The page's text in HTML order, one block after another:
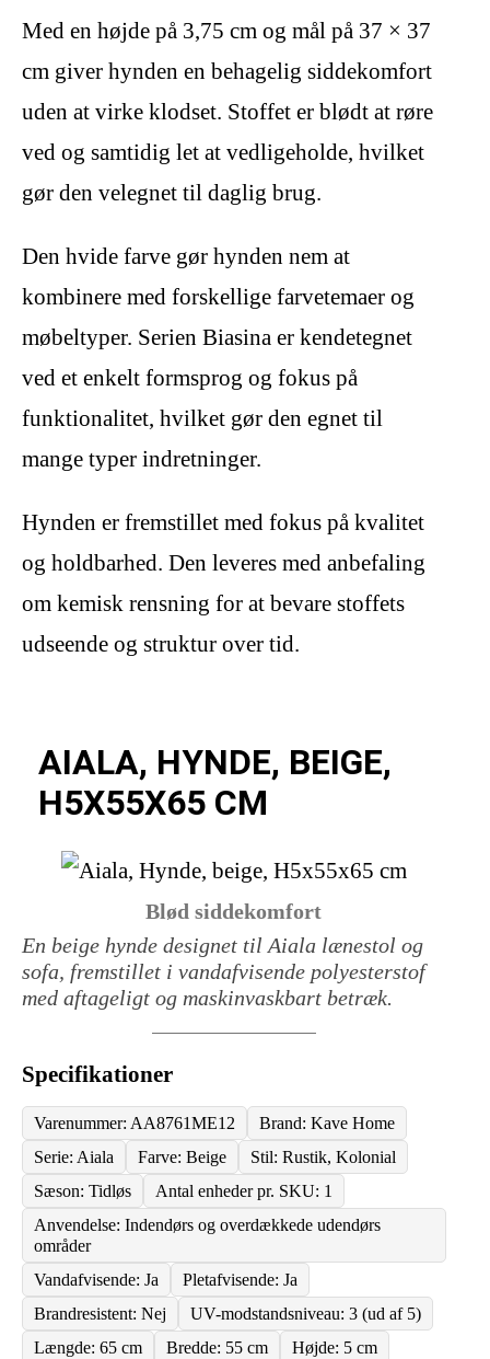
Med en højde på 3,75 cm og mål på 37 × 37
cm giver hynden en behagelig siddekomfort
uden at virke klodset. Stoffet er blødt at røre
ved og samtidig let at vedligeholde, hvilket
gør den velegnet til daglig brug.
Den hvide farve gør hynden nem at
kombinere med forskellige farvetemaer og
møbeltyper. Serien Biasina er kendetegnet
ved et enkelt formsprog og fokus på
funktionalitet, hvilket gør den egnet til
mange typer indretninger.
Hynden er fremstillet med fokus på kvalitet
og holdbarhed. Den leveres med anbefaling
om kemisk rensning for at bevare stoffets
udseende og struktur over tid.
Blød siddekomfort
AIALA, HYNDE, BEIGE,
H5X55X65 CM
En beige hynde designet til Aiala lænestol og
sofa, fremstillet i vandafvisende polyesterstof
med aftageligt og maskinvaskbart betræk.
Specifikationer
Varenummer: AA8761ME12
Brand: Kave Home
Serie: Aiala
Farve: Beige
Stil: Rustik, Kolonial
Sæson: Tidløs
Antal enheder pr. SKU: 1
Anvendelse: Indendørs og overdækkede udendørs
områder
Vandafvisende: Ja
Pletafvisende: Ja
Brandresistent: Nej
UV-modstandsniveau: 3 (ud af 5)
Længde: 65 cm
Bredde: 55 cm
Højde: 5 cm